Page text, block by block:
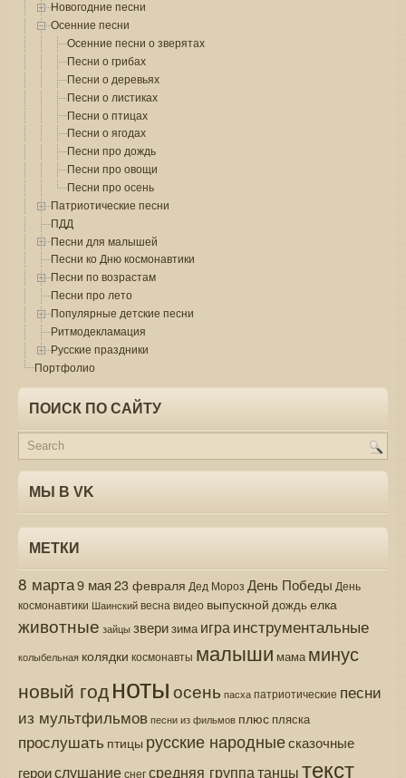
Новогодние песни
Осенние песни
Осенние песни о зверятах
Песни о грибах
Песни о деревьях
Песни о листиках
Песни о птицах
Песни о ягодах
Песни про дождь
Песни про овощи
Песни про осень
Патриотические песни
ПДД
Песни для малышей
Песни ко Дню космонавтики
Песни по возрастам
Песни про лето
Популярные детские песни
Ритмодекламация
Русские праздники
Портфолио
ПОИСК ПО САЙТУ
МЫ В VK
МЕТКИ
8 марта9 мая 23 февраля Дед Мороз День Победы День
космонавтики Шаинскийвеснавидео выпускной дождь елка
животные зайцы зверизима играинструментальные
колыбельная колядки космонавты малыши мама минус
новый годнотыосень пасха патриотические песни
из мультфильмов песни из фильмов плюс пляска
прослушать птицы русские народныесказочные
героислушаниеснегсредняя группатанцытекст